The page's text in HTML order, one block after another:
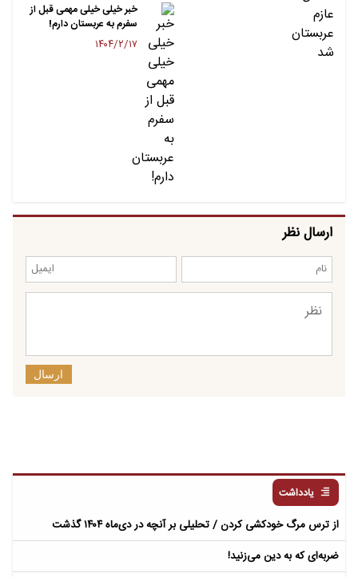
خبر خیلی خیلی مهمی قبل از
سفرم به عربستان دارم!
۱۴۰۴/۲/۱۷
ارسال نظر
ارسال
یادداشت
از ترس مرگ خودکشی کردن / تحلیلی بر آنچه در دی‌ماه ۱۴۰۴ گذشت
ضربه‌ای که به دین می‌زنید!